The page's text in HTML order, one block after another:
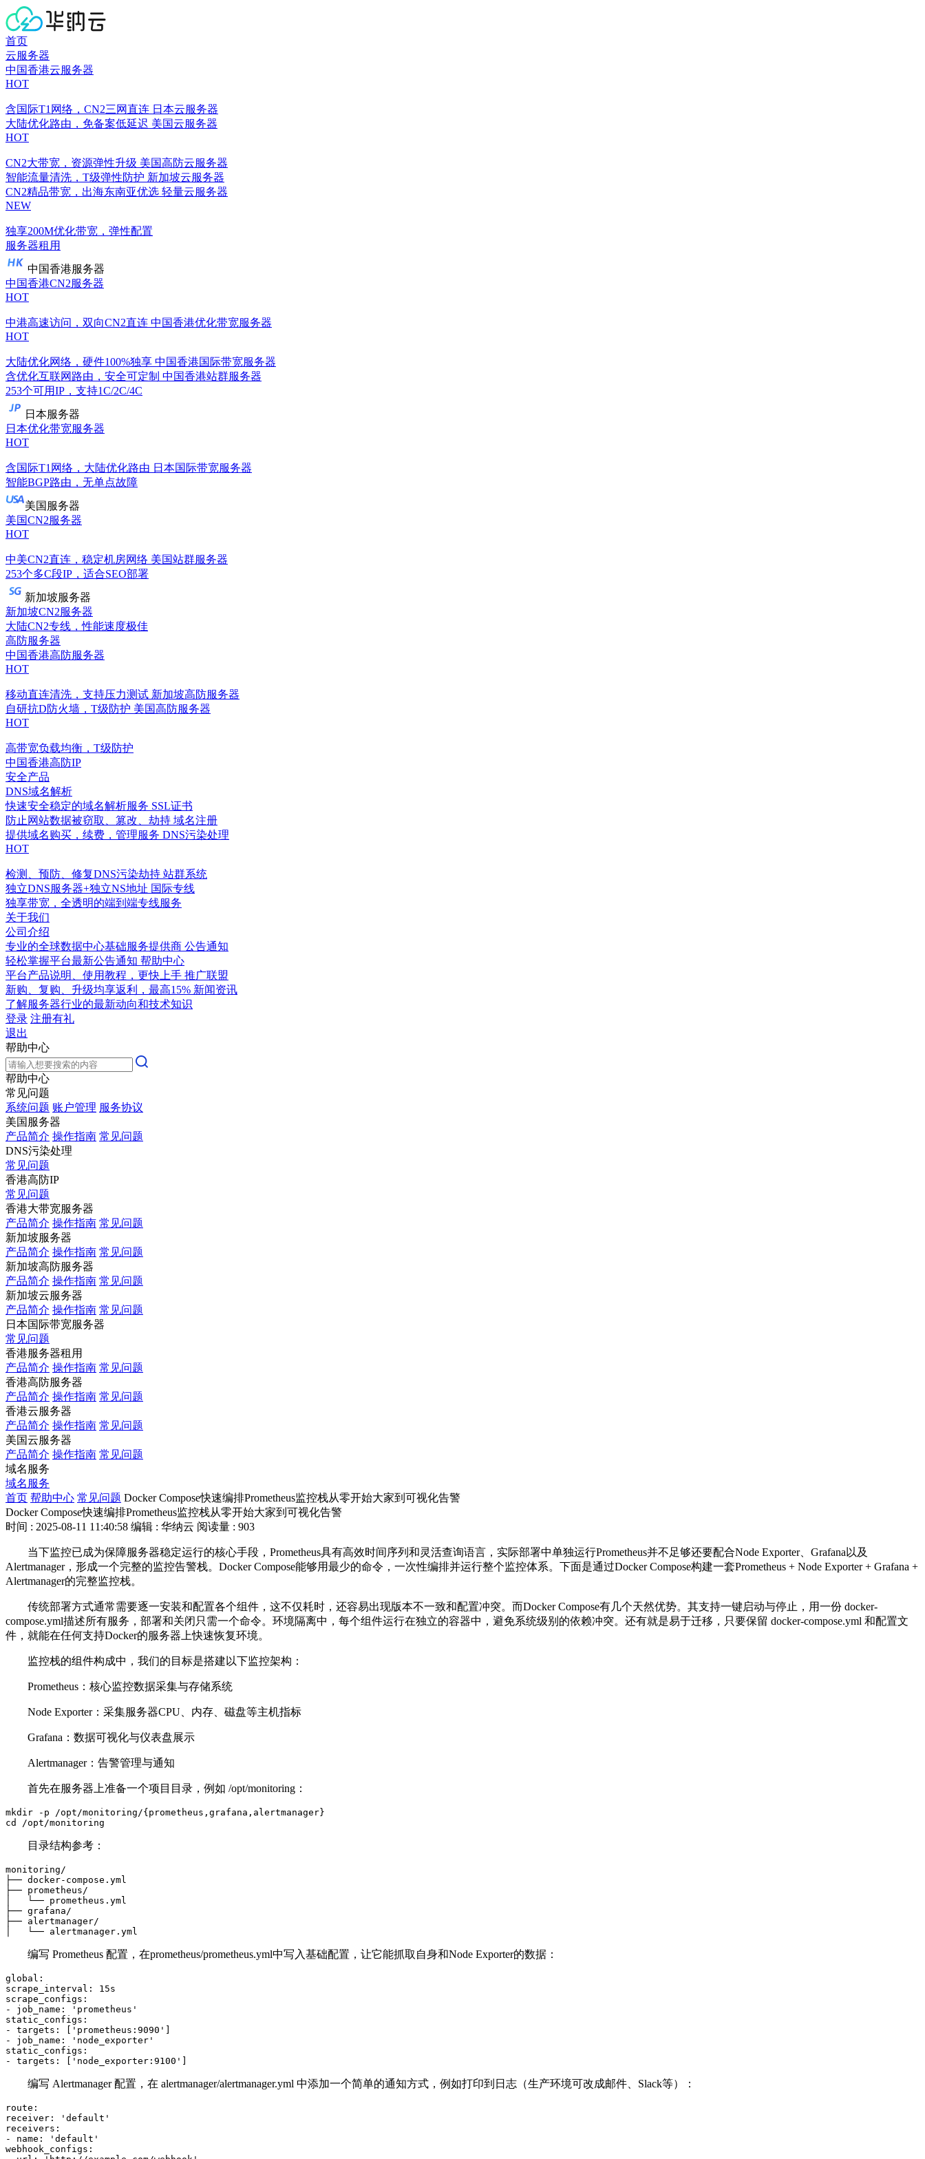
首页
云服务器
中国香港云服务器
HOT
含国际T1网络，CN2三网直连 日本云服务器
大陆优化路由，免备案低延迟 美国云服务器
HOT
CN2大带宽，资源弹性升级 美国高防云服务器
智能流量清洗，T级弹性防护 新加坡云服务器
CN2精品带宽，出海东南亚优选 轻量云服务器
NEW
独享200M优化带宽，弹性配置
服务器租用
中国香港服务器
中国香港CN2服务器
HOT
中港高速访问，双向CN2直连 中国香港优化带宽服务器
HOT
大陆优化网络，硬件100%独享 中国香港国际带宽服务器
含优化互联网路由，安全可定制 中国香港站群服务器
253个可用IP，支持1C/2C/4C
日本服务器
日本优化带宽服务器
HOT
含国际T1网络，大陆优化路由 日本国际带宽服务器
智能BGP路由，无单点故障
美国服务器
美国CN2服务器
HOT
中美CN2直连，稳定机房网络 美国站群服务器
253个多C段IP，适合SEO部署
新加坡服务器
新加坡CN2服务器
大陆CN2专线，性能速度极佳
高防服务器
中国香港高防服务器
HOT
移动直连清洗，支持压力测试 新加坡高防服务器
自研抗D防火墙，T级防护 美国高防服务器
HOT
高带宽负载均衡，T级防护
中国香港高防IP
安全产品
DNS域名解析
快速安全稳定的域名解析服务 SSL证书
防止网站数据被窃取、篡改、劫持 域名注册
提供域名购买，续费，管理服务 DNS污染处理
HOT
检测、预防、修复DNS污染劫持 站群系统
独立DNS服务器+独立NS地址 国际专线
独享带宽，全透明的端到端专线服务
关于我们
公司介绍
专业的全球数据中心基础服务提供商 公告通知
轻松掌握平台最新公告通知 帮助中心
平台产品说明、使用教程，更快上手 推广联盟
新购、复购、升级均享返利，最高15% 新闻资讯
了解服务器行业的最新动向和技术知识
登录 注册有礼
退出
帮助中心
帮助中心
常见问题
系统问题 账户管理 服务协议
美国服务器
产品简介 操作指南 常见问题
DNS污染处理
常见问题
香港高防IP
常见问题
香港大带宽服务器
产品简介 操作指南 常见问题
新加坡服务器
产品简介 操作指南 常见问题
新加坡高防服务器
产品简介 操作指南 常见问题
新加坡云服务器
产品简介 操作指南 常见问题
日本国际带宽服务器
常见问题
香港服务器租用
产品简介 操作指南 常见问题
香港高防服务器
产品简介 操作指南 常见问题
香港云服务器
产品简介 操作指南 常见问题
美国云服务器
产品简介 操作指南 常见问题
域名服务
域名服务
首页 帮助中心 常见问题 Docker Compose快速编排Prometheus监控栈从零开始大家到可视化告警
Docker Compose快速编排Prometheus监控栈从零开始大家到可视化告警
时间 : 2025-08-11 11:40:58 编辑 : 华纳云 阅读量 : 903
当下监控已成为保障服务器稳定运行的核心手段， Prometheus具有高效时间序列和灵活查询语言，实际部署中单独运行Prometheus并不足够还要配合Node Exporter、 Grafana 以及
Alertmanager，形成一个完整的监控告警栈。 Docker Compose能够用最少的命令，一次性编排并运行整个监控体系。下面是通过Docker Compose构建一套Prometheus + Node Exporter + Grafana +
Alertmanager的完整监控栈。
传统部署方式通常需要逐一安装和配置各个组件，这不仅耗时，还容易出现版本不一致和配置冲突。而Docker Compose有几个天然优势。其支持一键启动与停止，用一份 docker-
compose.yml描述所有服务，部署和关闭只需一个命令。环境隔离中，每个组件运行在独立的容器中，避免系统级别的依赖冲突。还有就是易于迁移，只要保留 docker-compose.yml 和配置文
件，就能在任何支持Docker的服务器上快速恢复环境。
监控栈的组件构成中，我们的目标是搭建以下监控架构：
Prometheus ：核心监控数据采集与存储系统
Node Exporter：采集服务器CPU 、内存、磁盘等主机指标
Grafana ：数据可视化与仪表盘展示
Alertmanager：告警管理与通知
首先在服务器上准备一个项目目录，例如 /opt/monitoring ：
mkdir -p /opt/monitoring/{prometheus,grafana,alertmanager}
cd /opt/monitoring
目录结构参考：
monitoring/
├── docker-compose.yml
├── prometheus/
│   └── prometheus.yml
├── grafana/
├── alertmanager/
│   └── alertmanager.yml
编写 Prometheus 配置，在prometheus/prometheus.yml中写入基础配置，让它能抓取自身和Node Exporter的数据：
global:
scrape_interval: 15s
scrape_configs:
- job_name: 'prometheus'
static_configs:
- targets: ['prometheus:9090']
- job_name: 'node_exporter'
static_configs:
- targets: ['node_exporter:9100']
编写 Alertmanager配置，在 alertmanager/alertmanager.yml 中添加一个简单的通知方式，例如打印到日志（生产环境可改成邮件、 Slack等）：
route:
receiver: 'default'
receivers:
- name: 'default'
webhook_configs: